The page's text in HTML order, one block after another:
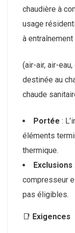
chaudière à
usage
à
(air-air, air-
destinée au
chaude
Portée :
éléments
thermique.
Exclusions
compresseur
pas éligibles.
📑 Exigences